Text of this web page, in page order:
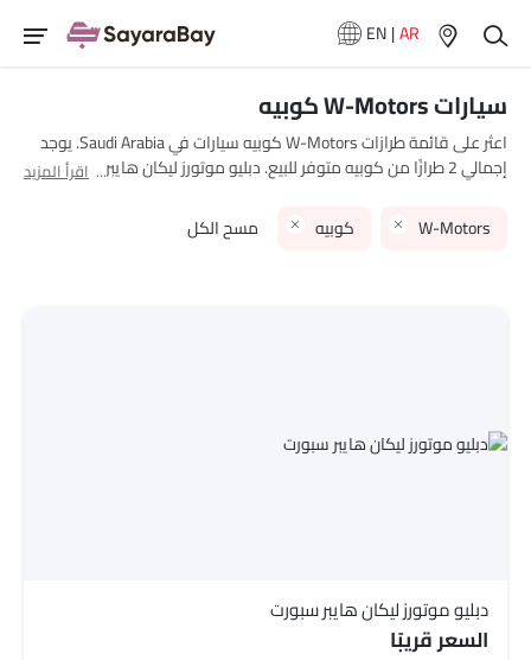
EN|AR
سيارات W-Motors كوبيه
اعثر على قائمة طرازات W-Motors كوبيه سيارات في Saudi Arabia. يوجد
إجمالي 2 طرازًا من كوبيه متوفر للبيع. دبليو موتورز ليكان هايبر سبورت and
W-Motors كوبيه سيارات في Saudi Arabia. الطراز الأقل سعرًا هو دبليو
اقرأ المزيد
W-Motors كوبيه مسح الكل
دبليو موتورز ليكان هايبر سبورت
السعر قريبًا